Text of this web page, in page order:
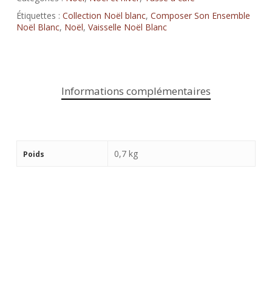
Étiquettes : Collection Noël blanc, Composer Son Ensemble
Noël Blanc, Noël, Vaisselle Noël Blanc
Informations complémentaires
Poids 0,7 kg